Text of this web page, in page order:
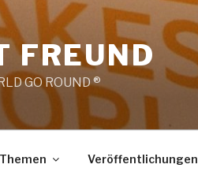
FREUND
GO ROUND ®
Themen Veröffentlichungen